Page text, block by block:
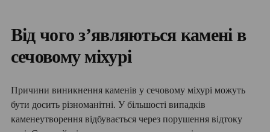
Від чого з’являються камені в
сечовому міхурі
Причини виникнення каменів у сечовому міхурі можуть
бути досить різноманітні. У більшості випадків
каменеутворення відбувається через порушення відтоку